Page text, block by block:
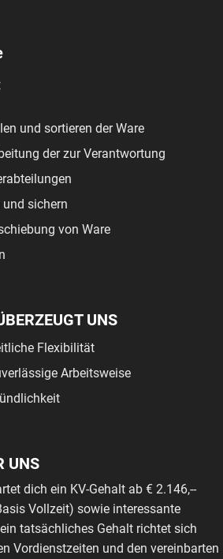
und sortieren der Ware
der zur Verantwortung
sichern
von Ware
UNS
Flexibilität
Arbeitsweise
UNS
dich ein KV-Gehalt ab € 2.146,--
Vollzeit) sowie interessante
tatsächliches Gehalt richtet sich
Vordienstzeiten und den vereinbarten